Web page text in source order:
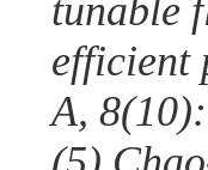
tunable
efficient
A, 8